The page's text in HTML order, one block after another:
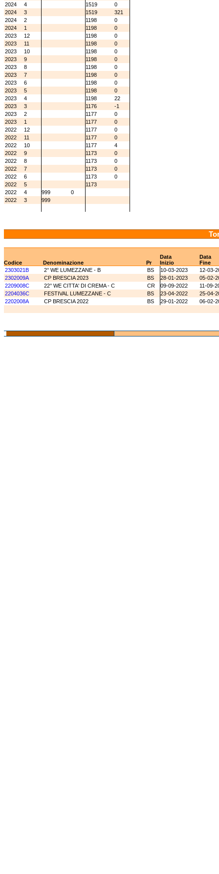
2024
4 1519
0
2024
3 1519
321
2024
2 1198
0
2024
1 1198
0
2023
12 1198
0
2023
11 1198
0
2023
10 1198
0
2023
9 1198
0
2023
8 1198
0
2023
7 1198
0
2023
6 1198
0
2023
5 1198
0
2023
4 1198
22
2023
3 1176
-1
2023
2 1177
0
2023
1 1177
0
2022
12 1177
0
2022
11 1177
0
2022
10 1177
4
2022
9 1173
0
2022
8 1173
0
2022
7 1173
0
2022
6 1173
0
2022
5
1173
2022
4 999
0
2022
3 999
Data
Data
Codice
Denominazione Pr Inizio
Fine
2303021B
2° WE LUMEZZANE - B BS 10-03-2023
12-03-
2302009A
CP BRESCIA 2023 BS 28-01-2023
05-02-
2209008C
22° WE CITTA' DI CREMA - C CR 09-09-2022
11-09-
2204036C
FESTIVAL LUMEZZANE - C BS 23-04-2022
25-04-
2202008A
CP BRESCIA 2022 BS 29-01-2022 06-02-